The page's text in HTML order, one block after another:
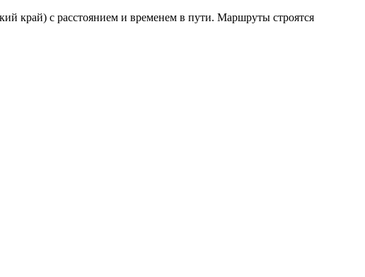
край) с расстоянием и временем в пути. Маршруты строятся